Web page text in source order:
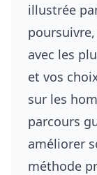
illustrée
avec les
et vos
sur les
parcours
améliorer
méthode